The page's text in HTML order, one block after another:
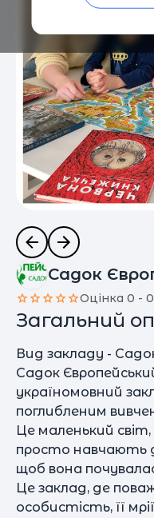
Садок
Оцінка 0 - 0
Загальний
Вид закладу -
Садок
україномовний
поглибленим
Це маленький
просто навчають
щоб вона
Це заклад, де
особистість, її